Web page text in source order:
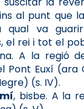
al punt que
va
el rei i tot el
A la regió
Pont Euxí (ara
(s. IV).
, bisbe. A la